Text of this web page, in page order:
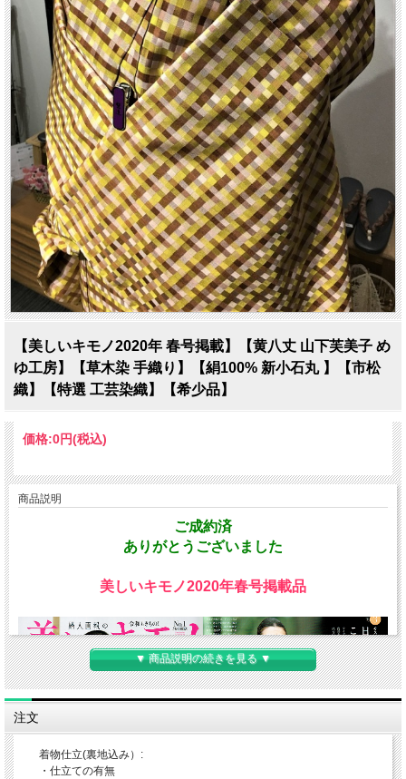
【美しいキモノ2020年 春号掲載】【黄八丈 山下芙美子 め
ゆ工房】【草木染 手織り】【絹100% 新小石丸 】【市松
織】【特選 工芸染織】【希少品】
価格:0円(税込)
商品説明
ご成約済
ありがとうございました
美しいキモノ2020年春号掲載品
▼ 商品説明の続きを見る ▼
注文
着物仕立(裏地込み）:
・仕立ての有無